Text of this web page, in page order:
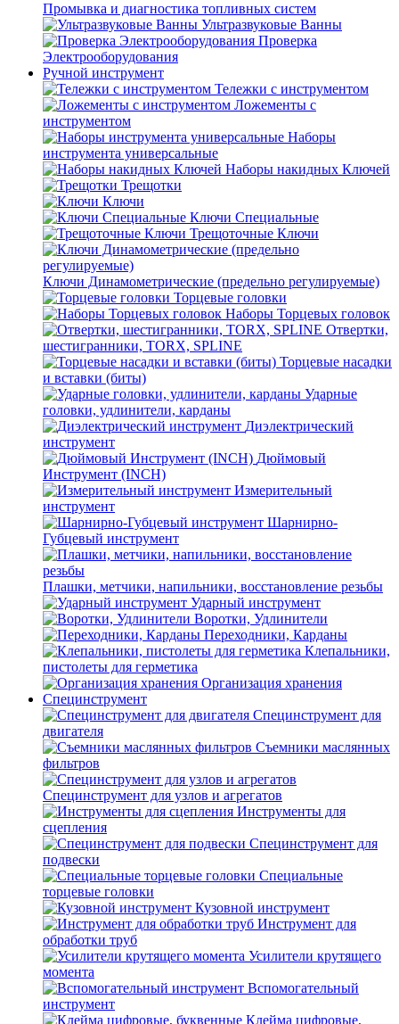
Промывка и диагностика топливных систем
Ультразвуковые Ванны
Проверка
Электрооборудования
Ручной инструмент
Тележки с инструментом
Ложементы с
инструментом
Наборы
инструмента универсальные
Наборы накидных Ключей
Трещотки
Ключи
Ключи Специальные
Трещоточные Ключи
Ключи Динамометрические (предельно регулируемые)
Торцевые головки
Наборы Торцевых головок
Отвертки,
шестигранники, TORX, SPLINE
Торцевые насадки
и вставки (биты)
Ударные
головки, удлинители, карданы
Диэлектрический
инструмент
Дюймовый
Инструмент (INCH)
Измерительный
инструмент
Шарнирно-
Губцевый инструмент
Плашки, метчики, напильники, восстановление резьбы
Ударный инструмент
Воротки, Удлинители
Переходники, Карданы
Клепальники,
пистолеты для герметика
Организация хранения
Специнструмент
Специнструмент для
двигателя
Съемники маслянных
фильтров
Специнструмент для узлов и агрегатов
Инструменты для
сцепления
Специнструмент для
подвески
Специальные
торцевые головки
Кузовной инструмент
Инструмент для
обработки труб
Усилители крутящего
момента
Вспомогательный
инструмент
Клейма цифровые,